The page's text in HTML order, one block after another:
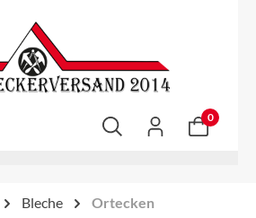
0
Bleche Ortecken